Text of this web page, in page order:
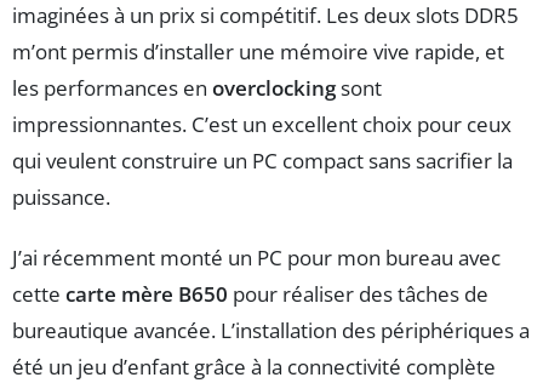
imaginées à un prix si compétitif. Les deux slots DDR5
m’ont permis d’installer une mémoire vive rapide, et
les performances en overclockingsont
impressionnantes. C’est un excellent choix pour ceux
qui veulent construire un PC compact sans sacrifier la
puissance.
J’ai récemment monté un PC pour mon bureau avec
cette carte mère B650 pour réaliser des tâches de
bureautique avancée. L’installation des périphériques a
été un jeu d’enfant grâce à la connectivité complète